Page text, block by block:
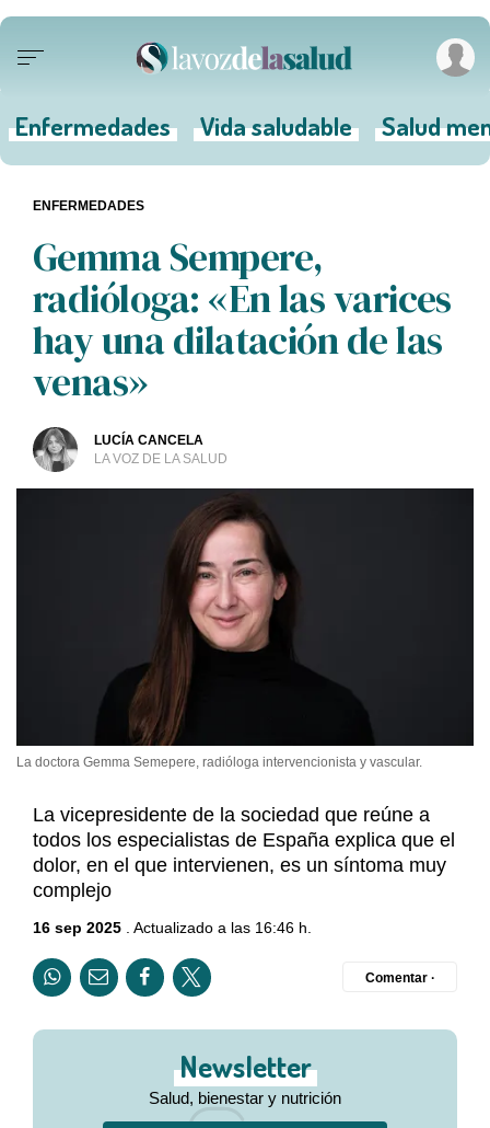
Enfermedades Vida saludable Salud
Gemma Sempere,
radióloga: «En las varices
hay una dilatación de las
venas»
LUCÍA CANCELA
LA VOZ DE LA SALUD
ENFERMEDADES
La doctora Gemma Semepere, radióloga intervencionista y vascular.
La vicepresidente de la sociedad que reúne a
todos los especialistas de España explica que el
dolor, en el que intervienen, es un síntoma muy
complejo
16 sep 2025 . Actualizado a las 16:46 h.
Comentar ·
Newsletter
Salud, bienestar y nutrición